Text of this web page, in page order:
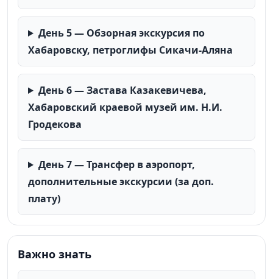
День 5 — Обзорная экскурсия по
Хабаровску, петроглифы Сикачи-Аляна
День 6 — Застава Казакевичева,
Хабаровский краевой музей им. Н.И.
Гродекова
День 7 — Трансфер в аэропорт,
дополнительные экскурсии (за доп.
плату)
Важно знать